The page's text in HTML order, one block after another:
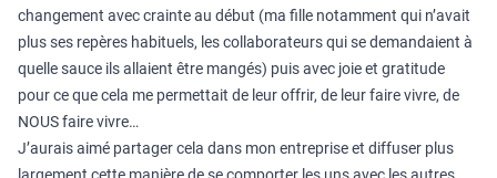
changement avec crainte au début (ma fille notamment qui n’avait
plus ses repères habituels, les collaborateurs qui se demandaient à
quelle sauce ils allaient être mangés) puis avec joie et gratitude
pour ce que cela me permettait de leur offrir, de leur faire vivre, de
NOUS faire vivre…
J’aurais aimé partager cela dans mon entreprise et diffuser plus